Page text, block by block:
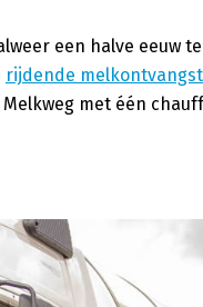
een halve eeuw
rijdende melkontvangst
met één